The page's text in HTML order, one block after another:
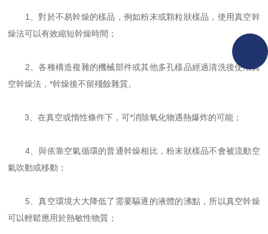
1、對於不易幹燥的樣品，例如粉末或顆粒狀樣品，使用真空幹
燥法可以有效縮短幹燥時間；
2、各種構造複雜的機械部件或其他多孔樣品經過清洗後使用真
空幹燥法，*幹燥後不留殘餘雜質。
3、在真空或惰性條件下，可*消除氧化物遇熱爆炸的可能；
4、與依靠空氣循環的普通幹燥相比，粉末狀樣品不會被流動空
氣吹動或移動；
5、真空環境大大降低了需要驅逐的液體的沸點，所以真空幹燥
可以輕鬆應用於熱敏性物質；